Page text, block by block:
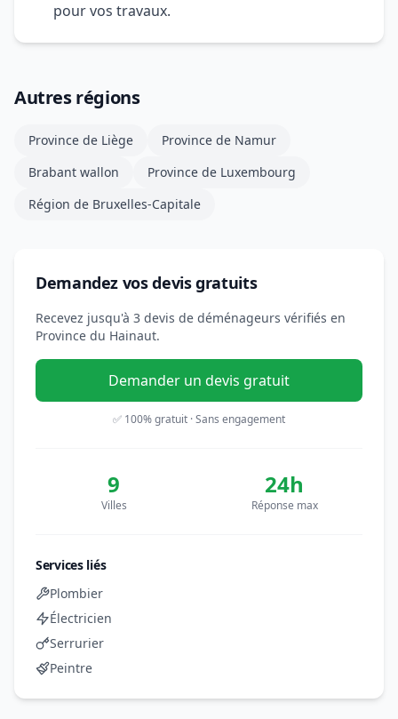
pour vos travaux.
Autres régions
Province de Liège
Province de Namur
Brabant wallon
Province de Luxembourg
Région de Bruxelles-Capitale
Demandez vos devis gratuits
Recevez jusqu'à 3 devis de déménageurs vérifiés en
Province du Hainaut.
Demander un devis gratuit
✅ 100% gratuit · Sans engagement
9
Villes
24h
Réponse max
Services liés
Plombier
Électricien
Serrurier
Peintre